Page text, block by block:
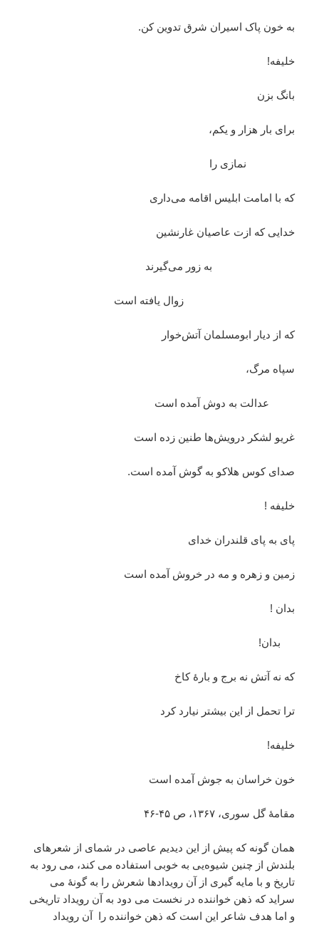
به خون پاک اسیران شرق تدوین کن.
خلیفه!
بانگ بزن
برای بار هزار و یکم،
نمازی را
که با امامت ابلیس اقامه می‌داری
خدایی که ازت عاصیان غارنشین
به زور می‌گیرند
زوال یافته است
که از دیار ابومسلمان آتش‌خوار
سپاه مرگ،
عدالت به دوش آمده است
غریو لشکر درویش‌ها طنین زده است
صدای کوس هلاکو به گوش آمده است.
خلیفه !
پای به پای قلندران خدای
زمین و زهره و مه در خروش آمده است
بدان !
بدان!
که نه آتش نه برج و بارۀ کاخ
ترا تحمل از این بیشتر نیارد کرد
خلیفه!
خون خراسان به جوش آمده است
مقامۀ گل سوری، ۱۳۶۷، ص ۴۵-۴۶
همان گونه که پیش از این دیدیم عاصی در شمای از شعرهای
بلندش از چنین شیوه‌یی به خوبی استفاده می کند، می رود به
تاریخ و با مایه گیری از آن رویدادها شعرش را به گونۀ می
سراید که ذهن خواننده در نخست می دود به آن رویداد تاریخی
و اما هدف شاعر این است که ذهن خواننده را آن رویداد